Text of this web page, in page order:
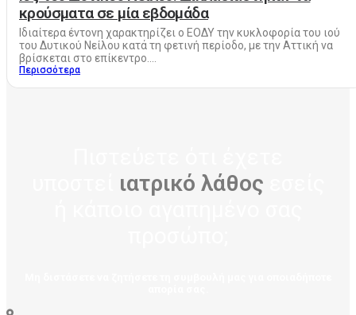
κρούσματα σε μία εβδομάδα
Ιδιαίτερα έντονη χαρακτηρίζει ο ΕΟΔΥ την κυκλοφορία του ιού
του Δυτικού Νείλου κατά τη φετινή περίοδο, με την Αττική να
βρίσκεται στο επίκεντρο....
Περισσότερα
ιατρικό λάθος